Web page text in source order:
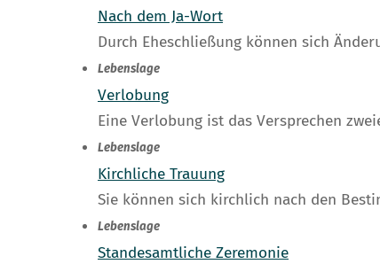
Nach dem Ja-Wort
Durch Eheschließung können sich
Lebenslage
Verlobung
Eine Verlobung ist das Versprechen
Lebenslage
Kirchliche Trauung
Sie können sich kirchlich nach den
Lebenslage
Standesamtliche Zeremonie